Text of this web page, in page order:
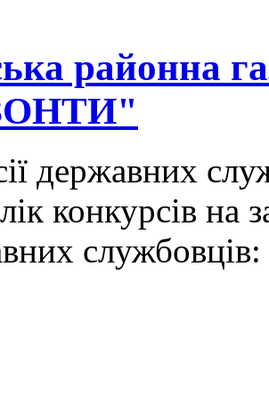
районна
державних
конкурсів на
службовців: